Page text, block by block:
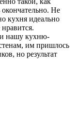
окончательно. Не
кухня идеально
нашу кухню-
им пришлось
но результат